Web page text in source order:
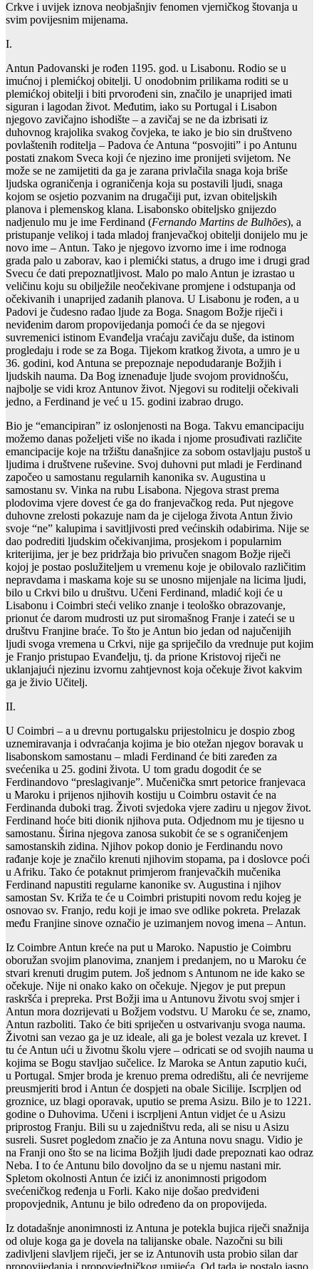
Crkve i uvijek iznova neobjašnjiv fenomen vjerničkog štovanja u
svim povijesnim mijenama.
I.
Antun Padovanski je rođen 1195. god. u Lisabonu. Rodio se u
imućnoj i plemićkoj obitelji. U onodobnim prilikama roditi se u
plemićkoj obitelji i biti prvorođeni sin, značilo je unaprijed imati
siguran i lagodan život. Međutim, iako su Portugal i Lisabon
njegovo zavičajno ishodište – a zavičaj se ne da izbrisati iz
duhovnog krajolika svakog čovjeka, te iako je bio sin društveno
povlaštenih roditelja – Padova će Antuna “posvojiti” i po Antunu
postati znakom Sveca koji će njezino ime pronijeti svijetom. Ne
može se ne zamijetiti da ga je zarana privlačila snaga koja briše
ljudska ograničenja i ograničenja koja su postavili ljudi, snaga
kojom se osjetio pozvanim na drugačiji put, izvan obiteljskih
planova i plemenskog klana. Lisabonsko obiteljsko gnijezdo
nadjenulo mu je ime Ferdinand (Fernando Martins de Bulhões), a
pristupanje velikoj i tada mladoj franjevačkoj obitelji donijelo mu je
novo ime – Antun. Tako je njegovo izvorno ime i ime rodnoga
grada palo u zaborav, kao i plemićki status, a drugo ime i drugi grad
Svecu će dati prepoznatljivost. Malo po malo Antun je izrastao u
veličinu koju su obilježile neočekivane promjene i odstupanja od
očekivanih i unaprijed zadanih planova. U Lisabonu je rođen, a u
Padovi je čudesno rađao ljude za Boga. Snagom Božje riječi i
neviđenim darom propovijedanja pomoći će da se njegovi
suvremenici istinom Evanđelja vraćaju zavičaju duše, da istinom
progledaju i rode se za Boga. Tijekom kratkog života, a umro je u
36. godini, kod Antuna se prepoznaje nepodudaranje Božjih i
ljudskih nauma. Da Bog iznenađuje ljude svojom providnošću,
najbolje se vidi kroz Antunov život. Njegovi su roditelji očekivali
jedno, a Ferdinand je već u 15. godini izabrao drugo.
Bio je “emancipiran” iz oslonjenosti na Boga. Takvu emancipaciju
možemo danas poželjeti više no ikada i njome prosuđivati različite
emancipacije koje na tržištu današnjice za sobom ostavljaju pustoš u
ljudima i društvene ruševine. Svoj duhovni put mladi je Ferdinand
započeo u samostanu regularnih kanonika sv. Augustina u
samostanu sv. Vinka na rubu Lisabona. Njegova strast prema
plodovima vjere dovest će ga do franjevačkog reda. Put njegove
duhovne zrelosti pokazuje nam da je cijeloga života Antun živio
svoje “ne” kalupima i savitljivosti pred većinskih odabirima. Nije se
dao podrediti ljudskim očekivanjima, prosjekom i popularnim
kriterijima, jer je bez pridržaja bio privučen snagom Božje riječi
kojoj je postao poslužiteljem u vremenu koje je obilovalo različitim
nepravdama i maskama koje su se unosno mijenjale na licima ljudi,
bilo u Crkvi bilo u društvu. Učeni Ferdinand, mladić koji će u
Lisabonu i Coimbri steći veliko znanje i teološko obrazovanje,
prionut će darom mudrosti uz put siromašnog Franje i zateći se u
društvu Franjine braće. To što je Antun bio jedan od najučenijih
ljudi svoga vremena u Crkvi, nije ga spriječilo da vrednuje put kojim
je Franjo pristupao Evanđelju, tj. da prione Kristovoj riječi ne
uklanjajući njezinu izvornu zahtjevnost koja očekuje život kakvim
ga je živio Učitelj.
II.
U Coimbri – a u drevnu portugalsku prijestolnicu je dospio zbog
uznemiravanja i odvraćanja kojima je bio otežan njegov boravak u
lisabonskom samostanu – mladi Ferdinand će biti zaređen za
svećenika u 25. godini života. U tom gradu dogodit će se
Ferdinandovo “preslagivanje”. Mučenička smrt petorice franjevaca
u Maroku i prijenos njihovih kostiju u Coimbru ostavit će na
Ferdinanda duboki trag. Životi svjedoka vjere zadiru u njegov život.
Ferdinand hoće biti dionik njihova puta. Odjednom mu je tijesno u
samostanu. Širina njegova zanosa sukobit će se s ograničenjem
samostanskih zidina. Njihov pokop donio je Ferdinandu novo
rađanje koje je značilo krenuti njihovim stopama, pa i doslovce poći
u Afriku. Tako će potaknut primjerom franjevačkih mučenika
Ferdinand napustiti regularne kanonike sv. Augustina i njihov
samostan Sv. Križa te će u Coimbri pristupiti novom redu kojeg je
osnovao sv. Franjo, redu koji je imao sve odlike pokreta. Prelazak
među Franjine sinove označio je uzimanjem novog imena – Antun.
Iz Coimbre Antun kreće na put u Maroko. Napustio je Coimbru
oboružan svojim planovima, znanjem i predanjem, no u Maroku će
stvari krenuti drugim putem. Još jednom s Antunom ne ide kako se
očekuje. Nije ni onako kako on očekuje. Njegov je put prepun
raskršća i prepreka. Prst Božji ima u Antunovu životu svoj smjer i
Antun mora dozrijevati u Božjem vodstvu. U Maroku će se, znamo,
Antun razboliti. Tako će biti spriječen u ostvarivanju svoga nauma.
Životni san vezao ga je uz ideale, ali ga je bolest vezala uz krevet. I
tu će Antun ući u životnu školu vjere – odricati se od svojih nauma u
kojima se Bogu stavljao sučelice. Iz Maroka se Antun zaputio kući,
u Portugal. Smjer broda je krenuo prema odredištu, ali će nevrijeme
preusmjeriti brod i Antun će dospjeti na obale Sicilije. Iscrpljen od
groznice, uz blagi oporavak, uputio se prema Asizu. Bilo je to 1221.
godine o Duhovima. Učeni i iscrpljeni Antun vidjet će u Asizu
priprostog Franju. Bili su u zajedništvu reda, ali se nisu u Asizu
susreli. Susret pogledom značio je za Antuna novu snagu. Vidio je
na Franji ono što se na licima Božjih ljudi dade prepoznati kao odraz
Neba. I to će Antunu bilo dovoljno da se u njemu nastani mir.
Spletom okolnosti Antun će izići iz anonimnosti prigodom
svećeničkog ređenja u Forli. Kako nije došao predviđeni
propovjednik, Antunu je bilo određeno da on propovijeda.
Iz dotadašnje anonimnosti iz Antuna je potekla bujica riječi snažnija
od oluje koga ga je dovela na talijanske obale. Nazočni su bili
zadivljeni slavljem riječi, jer se iz Antunovih usta probio silan dar
propovijedanja i propovjedničkog umijeća. Od tada je postalo jasno